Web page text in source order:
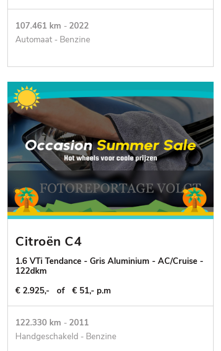
107.461 km - 2022
Automaat - Benzine
Citroën C4
1.6 VTi Tendance - Gris Aluminium - AC/Cruise -
122dkm
€ 2.925,-
of € 51,- p.m
122.330 km - 2011
Handgeschakeld - Benzine